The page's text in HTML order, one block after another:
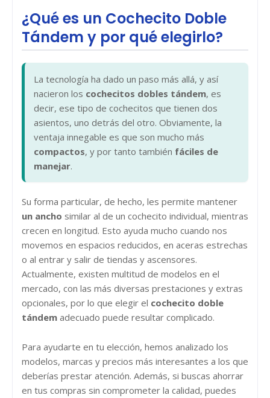
¿Qué es un Cochecito Doble
Tándem y por qué elegirlo?
La tecnología ha dado un paso más allá, y así
nacieron los cochecitos dobles tándem, es
decir, ese tipo de cochecitos que tienen dos
asientos, uno detrás del otro. Obviamente, la
ventaja innegable es que son mucho más
compactos, y por tanto también fáciles de
manejar.
Su forma particular, de hecho, les permite mantener
un ancho similar al de un cochecito individual, mientras
crecen en longitud. Esto ayuda mucho cuando nos
movemos en espacios reducidos, en aceras estrechas
o al entrar y salir de tiendas y ascensores.
Actualmente, existen multitud de modelos en el
mercado, con las más diversas prestaciones y extras
opcionales, por lo que elegir el cochecito doble
tándem adecuado puede resultar complicado.
Para ayudarte en tu elección, hemos analizado los
modelos, marcas y precios más interesantes a los que
deberías prestar atención. Además, si buscas ahorrar
en tus compras sin comprometer la calidad, puedes